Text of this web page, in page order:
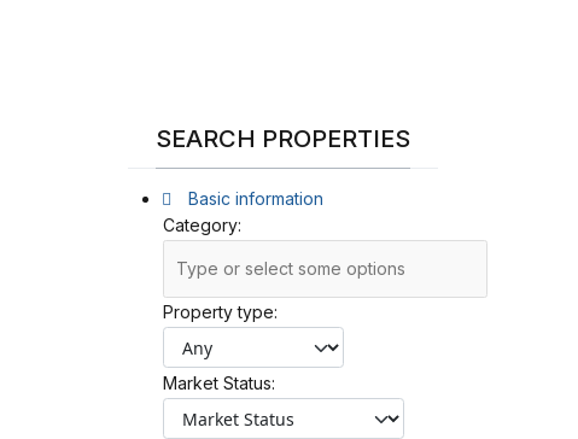
SEARCH PROPERTIES
Basic information
Category:
Property type:
Market Status: